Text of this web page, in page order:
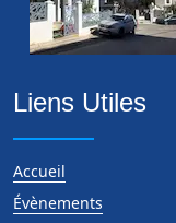
Liens Utiles
Accueil
Évènements